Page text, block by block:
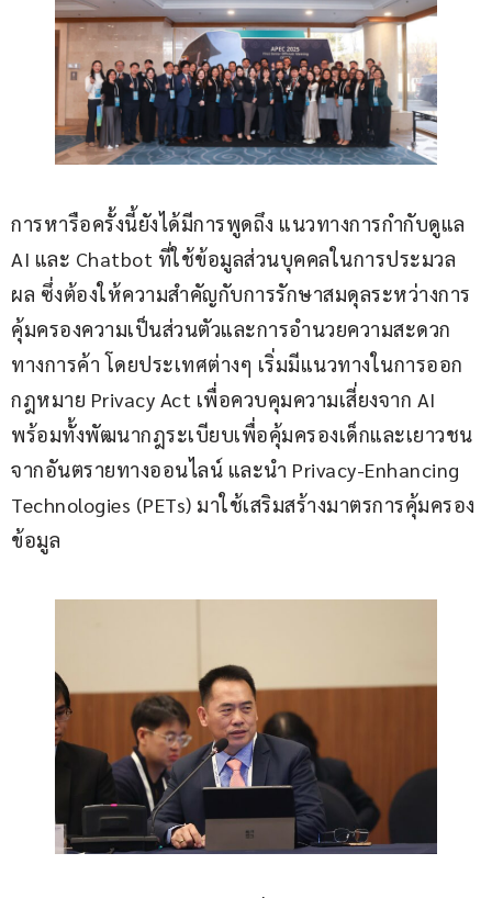
การหารือครั้งนี้ยังได้มีการพูดถึง แนวทางการกำกับดูแล
AI และ Chatbot ที่ใช้ข้อมูลส่วนบุคคลในการประมวล
ผล ซึ่งต้องให้ความสำคัญกับการรักษาสมดุลระหว่างการ
คุ้มครองความเป็นส่วนตัวและการอำนวยความสะดวก
ทางการค้า โดยประเทศต่างๆ เริ่มมีแนวทางในการออก
กฎหมาย Privacy Act เพื่อควบคุมความเสี่ยงจาก AI
พร้อมทั้งพัฒนากฎระเบียบเพื่อคุ้มครองเด็กและเยาวชน
จากอันตรายทางออนไลน์ และนำ Privacy-Enhancing
Technologies (PETs) มาใช้เสริมสร้างมาตรการคุ้มครอง
ข้อมูล